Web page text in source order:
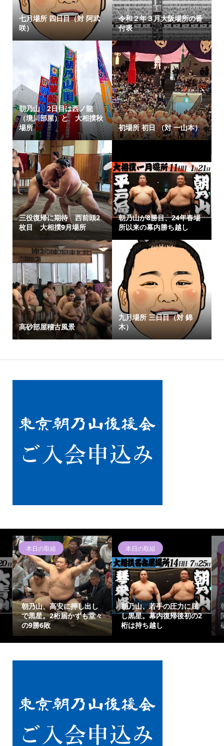
七月場所 四日目（対 阿武
咲）
令和２年３月大阪場所の番
付表
朝乃山 2日目は西ノ龍
（境川部屋）と 大相撲秋
場所
初場所 初日 （対 一山本）
三役復帰に期待 西前頭2
枚目 大相撲9月場所
朝乃山が8勝目、24年春場
所以来の幕内勝ち越し
高砂部屋稽古風景
九月場所 三日目（対 錦
木）
本日の取組
朝乃山、高安に押し出し
で黒星。2桁届かずも堂々
の9勝6敗
本日の取組
朝乃山、若手の圧力に屈
し黒星。幕内復帰後初の2
桁は持ち越し